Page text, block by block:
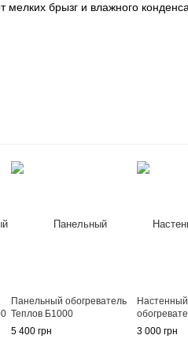
мелких брызг и влажного
Панельный обогреватель
Теплов Б1000
5 400 грн
3 000 грн